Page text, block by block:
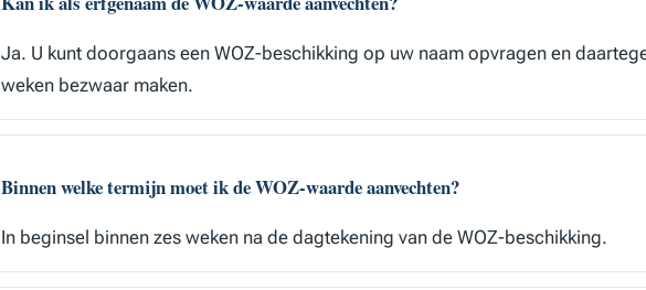
Ja. U kunt doorgaans een WOZ-beschikking op uw naam opvragen en
weken bezwaar maken.
Binnen welke termijn moet ik de WOZ-waarde aanvechten?
In beginsel binnen zes weken na de dagtekening van de WOZ-beschikking.